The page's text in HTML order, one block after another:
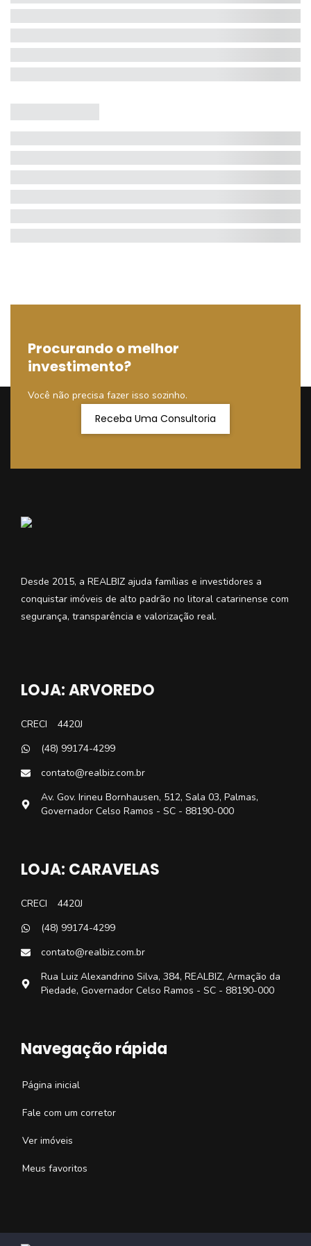
Procurando o melhor
investimento?
Você não precisa fazer isso sozinho.
Receba Uma Consultoria
Desde 2015, a REALBIZ ajuda famílias e investidores a
conquistar imóveis de alto padrão no litoral catarinense com
segurança, transparência e valorização real.
LOJA: ARVOREDO
CRECI
4420J
(48) 99174-4299
contato@realbiz.com.br
Av. Gov. Irineu Bornhausen, 512, Sala 03, Palmas,
Governador Celso Ramos - SC - 88190-000
LOJA: CARAVELAS
CRECI
4420J
(48) 99174-4299
contato@realbiz.com.br
Rua Luiz Alexandrino Silva, 384, REALBIZ, Armação da
Piedade, Governador Celso Ramos - SC - 88190-000
Navegação rápida
Página inicial
Fale com um corretor
Ver imóveis
Meus favoritos